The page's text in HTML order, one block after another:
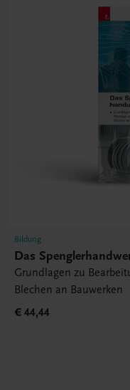
Bildung
Das
Grundlagen zu
Blechen an Bauwerken
€ 44,44